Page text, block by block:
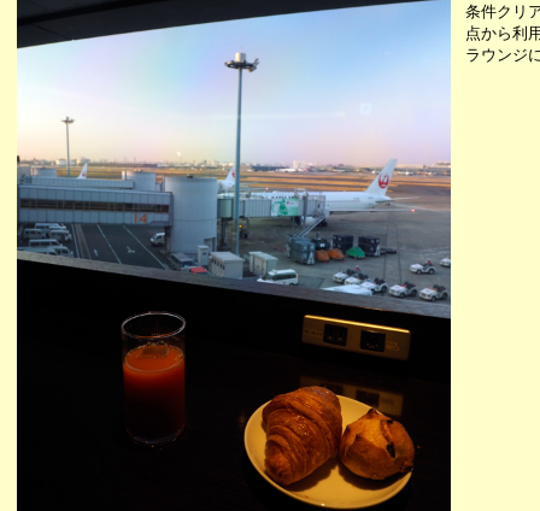
条件クリ
点から利
ラウンジ